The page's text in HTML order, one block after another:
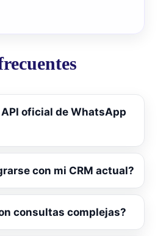
oficial de WhatsApp
con mi CRM actual?
consultas complejas?